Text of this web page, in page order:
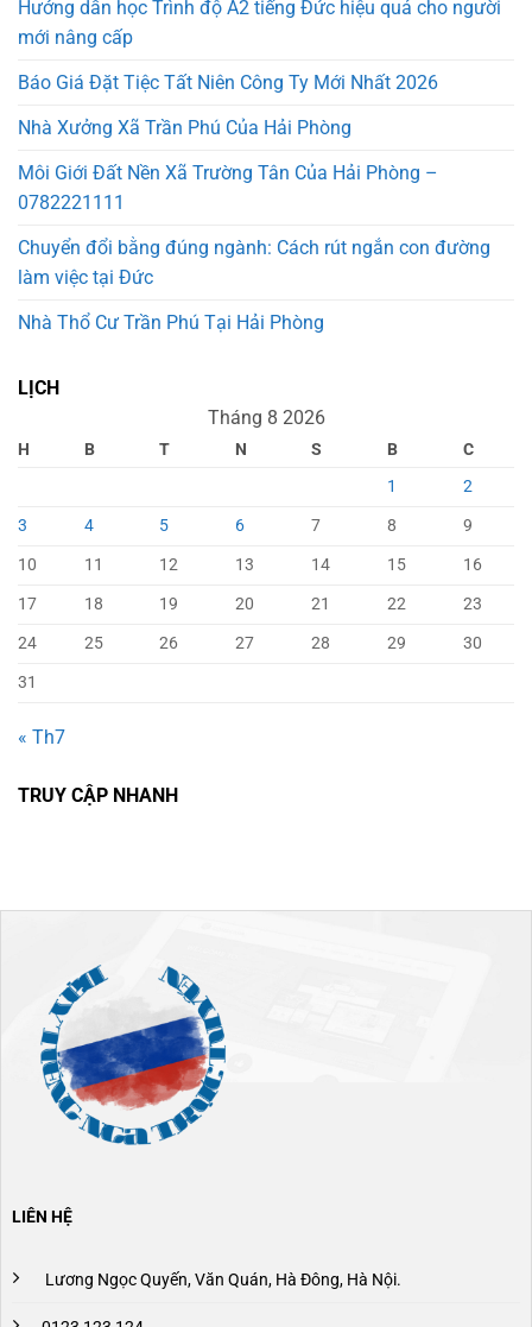
Hướng dẫn học Trình độ A2 tiếng Đức hiệu quả cho người
mới nâng cấp
Báo Giá Đặt Tiệc Tất Niên Công Ty Mới Nhất 2026
Nhà Xưởng Xã Trần Phú Của Hải Phòng
Môi Giới Đất Nền Xã Trường Tân Của Hải Phòng –
0782221111
Chuyển đổi bằng đúng ngành: Cách rút ngắn con đường
làm việc tại Đức
Nhà Thổ Cư Trần Phú Tại Hải Phòng
LỊCH
Tháng 8 2026
H B T N S B
C
1
2
3
4 5 6 7 8
9
10
11 12 13 14 15
16
17
18 19 20 21 22
23
24
25 26 27 28 29
30
31
« Th7
TRUY CẬP NHANH
LIÊN HỆ
Lương Ngọc Quyến, Văn Quán, Hà Đông, Hà Nội.